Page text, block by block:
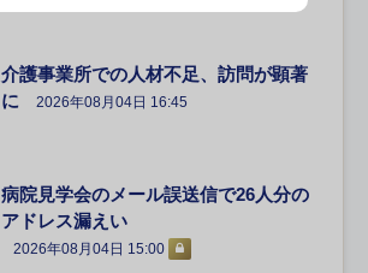
介護事業所での人材不足、訪問が顕著
に
2026年08月04日 16:45
病院見学会のメール誤送信で26人分の
アドレス漏えい
2026年08月04日 15:00